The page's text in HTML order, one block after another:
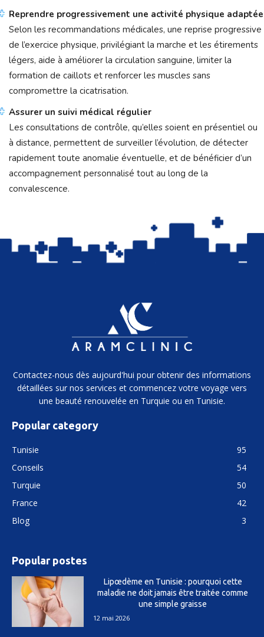
Reprendre progressivement une activité physique adaptée
Selon les recommandations médicales, une reprise progressive
de l’exercice physique, privilégiant la marche et les étirements
légers, aide à améliorer la circulation sanguine, limiter la
formation de caillots et renforcer les muscles sans
compromettre la cicatrisation.
Assurer un suivi médical régulier
Les consultations de contrôle, qu’elles soient en présentiel ou
à distance, permettent de surveiller l’évolution, de détecter
rapidement toute anomalie éventuelle, et de bénéficier d’un
accompagnement personnalisé tout au long de la
convalescence.
Contactez-nous dès aujourd'hui pour obtenir des informations
détaillées sur nos services et commencez votre voyage vers
une beauté renouvelée en Turquie ou en Tunisie.
Popular category
Tunisie
95
Conseils
54
Turquie
50
France
42
Blog
3
Popular postes
Lipœdème en Tunisie : pourquoi cette
maladie ne doit jamais être traitée comme
une simple graisse
12 mai 2026